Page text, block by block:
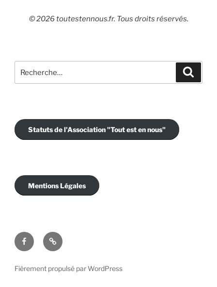
© 2026 toutestennous.fr. Tous droits réservés.
pour
Statuts de l'Association "Tout est en nous"
Mentions Légales
Facebook
E-
mail
Fièrement propulsé par WordPress